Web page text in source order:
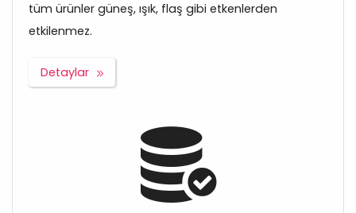
tüm ürünler güneş, ışık, flaş gibi etkenlerden
etkilenmez.
Detaylar